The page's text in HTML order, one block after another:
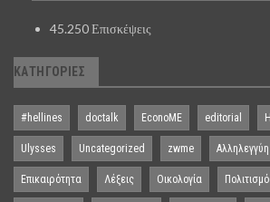
45.250 Επισκέψεις
ΚΑΤΗΓΟΡΊΕΣ
#hellines doctalk EconoME editorial
Ulysses Uncategorized zwme Αλληλεγγύη
Επικαιρότητα Λέξεις Οικολογία